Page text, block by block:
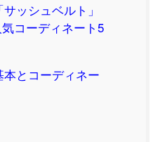
ッシュベルト」
コーディネート5
本とコーディネー